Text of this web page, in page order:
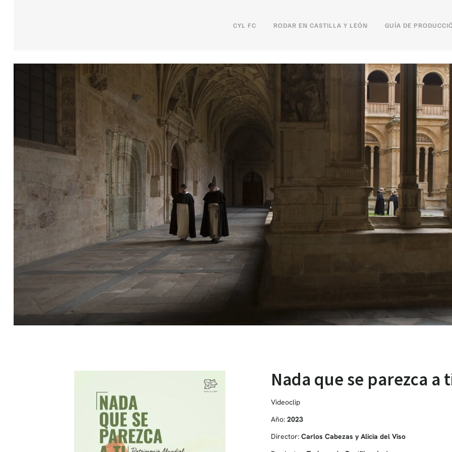
CYL FC RODAR EN CASTILLA Y LEÓN GUÍA DE
Nada que se parezca a
Videoclip
Año: 2023
Director: Carlos Cabezas y Alicia del Viso